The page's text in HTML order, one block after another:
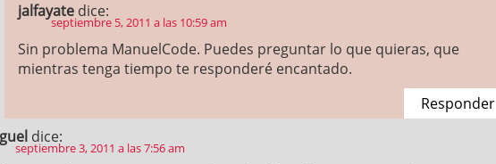
jalfayate dice:
septiembre 5, 2011 a las 10:59 am
Sin problema ManuelCode. Puedes preguntar lo que quieras, que
mientras tenga tiempo te responderé encantado.
Responder
dice:
septiembre 3, 2011 a las 7:56 am